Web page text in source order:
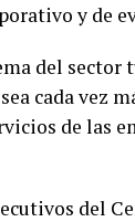
y de
del
cada vez
de las
del